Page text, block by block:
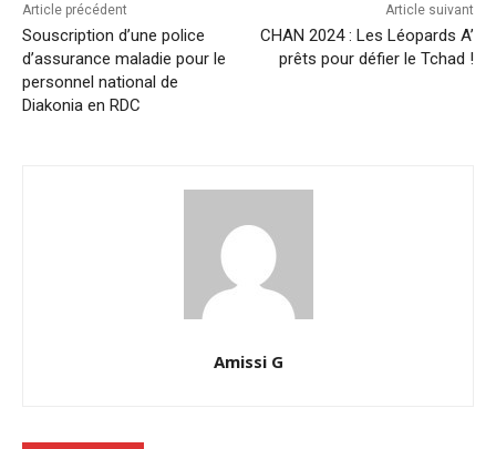
Article précédent
Souscription d’une police
d’assurance maladie pour le
personnel national de
Diakonia en RDC
Article suivant
CHAN 2024 : Les Léopards A’
prêts pour défier le Tchad !
Amissi G